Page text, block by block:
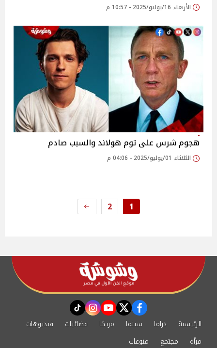
الأربعاء 16/يوليو/2025 - 10:57 م
هجوم شرس على توم هولاند والسبب صادم
الثلاثاء 01/يوليو/2025 - 04:06 م
1
2
facebook
twitter
youtube
instagram
tiktok
الرئيسية دراما سينما مزيكا فضائيات
فيديوهات
مرأة
مجتمع منوعات